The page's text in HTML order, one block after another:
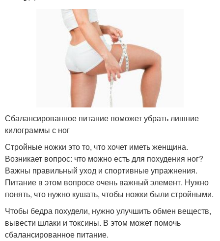
Сбалансированное питание поможет убрать лишние
килограммы с ног
Стройные ножки это то, что хочет иметь женщина.
Возникает вопрос: что можно есть для похудения ног?
Важны правильный уход и спортивные упражнения.
Питание в этом вопросе очень важный элемент. Нужно
понять, что нужно кушать, чтобы ножки были стройными.
Чтобы бедра похудели, нужно улучшить обмен веществ,
вывести шлаки и токсины. В этом может помочь
сбалансированное питание.